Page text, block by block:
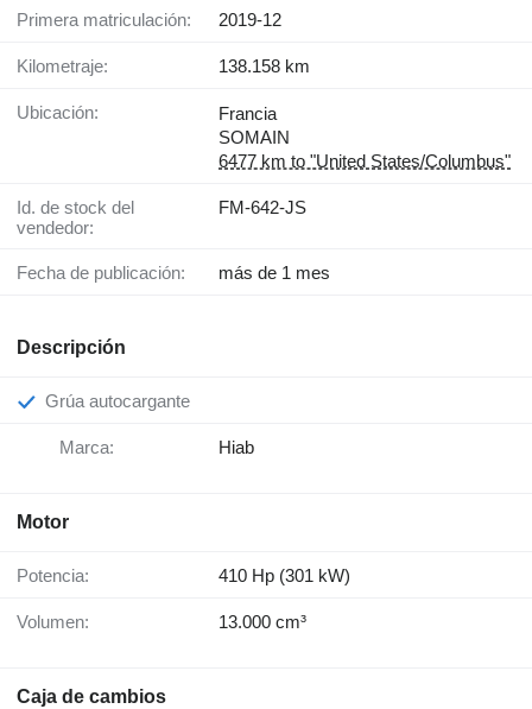
Primera matriculación: 2019-12
Kilometraje: 138.158 km
Ubicación:
Francia
SOMAIN
6477 km to "United States/Columbus"
Id. de stock del
vendedor:
FM-642-JS
Fecha de publicación: más de 1 mes
Descripción
Grúa autocargante
Marca: Hiab
Motor
Potencia: 410 Hp (301 kW)
Volumen: 13.000 cm³
Caja de cambios